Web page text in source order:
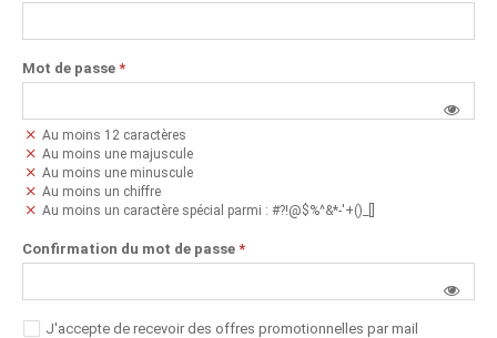
Mot de passe *
Au moins 12 caractères
Au moins une majuscule
Au moins une minuscule
Au moins un chiffre
Au moins un caractère spécial parmi : #?!@$%^&*-'+()_[]
Confirmation du mot de passe *
J'accepte de recevoir des offres promotionnelles par mail